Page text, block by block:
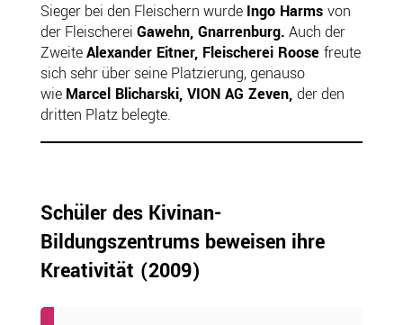
Sieger bei den Fleischern wurde Ingo Harms von
der Fleischerei Gawehn, Gnarrenburg. Auch der
ZweiteAlexander Eitner, Fleischerei Roose freute
sich sehr über seine Platzierung, genauso
wie Marcel Blicharski, VION AG Zeven, der den
dritten Platz belegte.
Schüler des Kivinan-
Bildungszentrums beweisen ihre
Kreativität (2009)